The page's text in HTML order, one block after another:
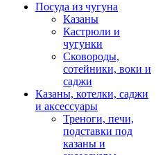
Посуда из чугуна
Казаны
Кастрюли и
чугунки
Сковороды,
сотейники, воки и
саджи
Казаны, котелки, саджи
и аксессуары
Треноги, печи,
подставки под
казаны и